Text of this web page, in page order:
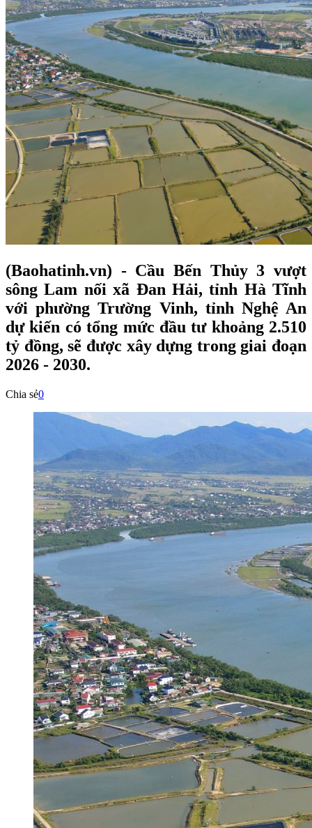
(Baohatinh.vn) - Cầu Bến Thủy 3 vượt
sông Lam nối xã Đan Hải, tỉnh Hà Tĩnh
với phường Trường Vinh, tỉnh Nghệ An
dự kiến có tổng mức đầu tư khoảng 2.510
tỷ đồng, sẽ được xây dựng trong giai đoạn
2026 - 2030.
Chia sẻ0